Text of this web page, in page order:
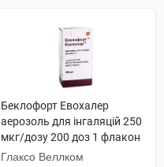
Беклофорт Евохалер
аерозоль для інгаляцій 250
мкг/дозу 200 доз 1 флакон
Глаксо Веллком